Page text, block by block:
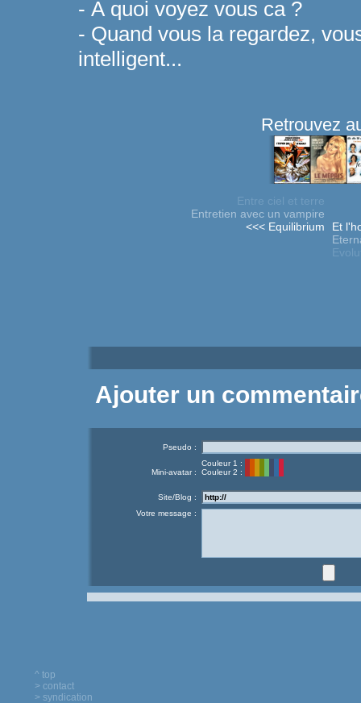
- À quoi voyez vous ca ?
- Quand vous la regardez,
intelligent...
Retrouvez
Entre ciel et terre
Entretien avec un vampire
<<< Equilibrium
Et
Ajouter un
Pseudo :
Mini-avatar :
Couleur 1 :
Couleur 2 :
Site/Blog :
Votre message :
^ top
> contact
> syndication